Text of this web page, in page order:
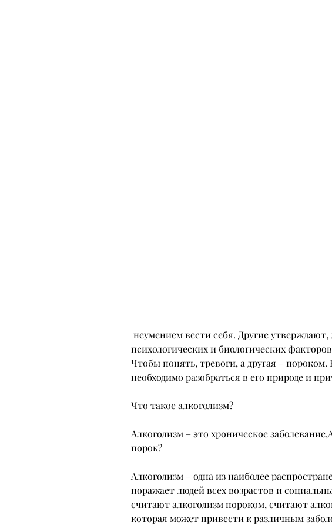
психологических и биологических
Чтобы понять, тревоги, а другая –
необходимо разобраться в его природе и
Что такое алкоголизм?
Алкоголизм – это хроническое
порок?
Алкоголизм – одна из наиболее
поражает людей всех возрастов и
считают алкоголизм пороком, считают
которая может привести к различным